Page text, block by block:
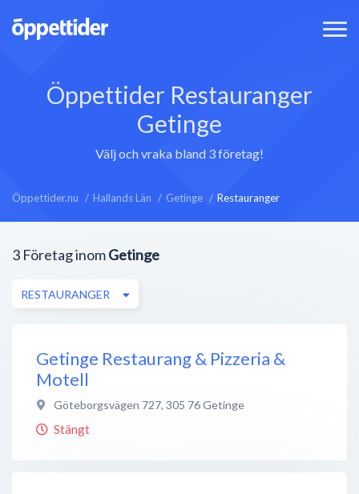
Öppettider Restauranger
Getinge
Välj och vraka bland 3 företag!
Öppettider.nu Hallands Län Getinge Restauranger
3 Företag inomGetinge
RESTAURANGER
Getinge Restaurang & Pizzeria &
Motell
Göteborgsvägen 727, 305 76Getinge
Stängt